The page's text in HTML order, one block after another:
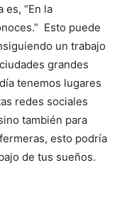
“En la
Esto puede
un trabajo
grandes
tenemos lugares
redes sociales
también para
esto podría
de tus sueños.